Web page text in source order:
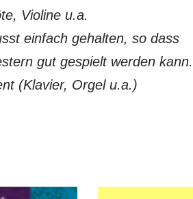
Violine u.a.
einfach gehalten, so dass
gut gespielt werden kann.
(Klavier, Orgel u.a.)